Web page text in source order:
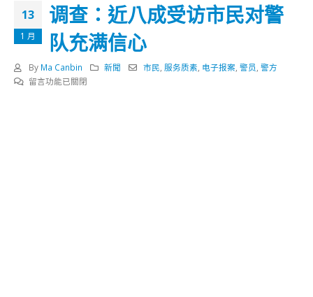
13
1 月
调查：近八成受访市民对警
队充满信心
By Ma Canbin 新聞 市民 服务质素 电子报案 ,警员 ,警方
在
留言功能已關閉